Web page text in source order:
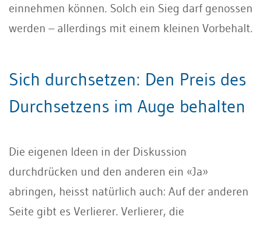
einnehmen können. Solch ein Sieg darf genossen
werden – allerdings mit einem kleinen Vorbehalt.
Sich durchsetzen: Den Preis des
Durchsetzens im Auge behalten
Die eigenen Ideen in der Diskussion
durchdrücken und den anderen ein «Ja»
abringen, heisst natürlich auch: Auf der anderen
Seite gibt es Verlierer. Verlierer, die